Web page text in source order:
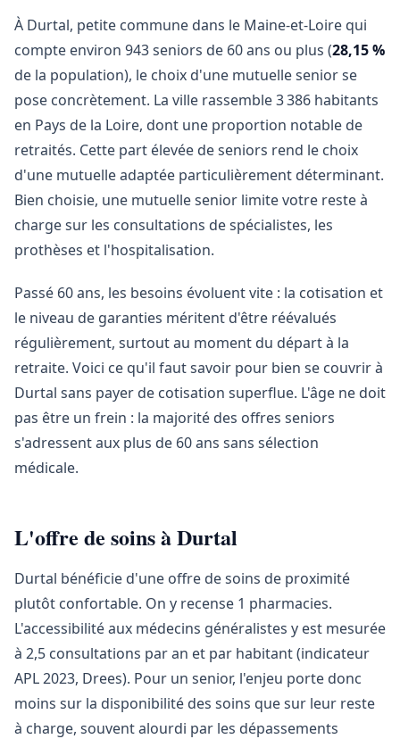
À Durtal, petite commune dans le Maine-et-Loire qui
compte environ 943 seniors de 60 ans ou plus (28,15 %
de la population), le choix d'une mutuelle senior se
pose concrètement. La ville rassemble 3 386 habitants
en Pays de la Loire, dont une proportion notable de
retraités. Cette part élevée de seniors rend le choix
d'une mutuelle adaptée particulièrement déterminant.
Bien choisie, une mutuelle senior limite votre reste à
charge sur les consultations de spécialistes, les
prothèses et l'hospitalisation.
Passé 60 ans, les besoins évoluent vite : la cotisation et
le niveau de garanties méritent d'être réévalués
régulièrement, surtout au moment du départ à la
retraite. Voici ce qu'il faut savoir pour bien se couvrir à
Durtal sans payer de cotisation superflue. L'âge ne doit
pas être un frein : la majorité des offres seniors
s'adressent aux plus de 60 ans sans sélection
médicale.
L'offre de soins à Durtal
Durtal bénéficie d'une offre de soins de proximité
plutôt confortable. On y recense 1 pharmacies.
L'accessibilité aux médecins généralistes y est mesurée
à 2,5 consultations par an et par habitant (indicateur
APL 2023, Drees). Pour un senior, l'enjeu porte donc
moins sur la disponibilité des soins que sur leur reste
à charge, souvent alourdi par les dépassements